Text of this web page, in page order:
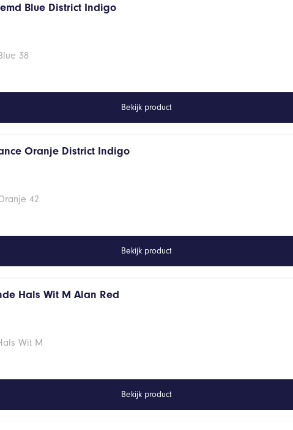
Blue District Indigo
38
Bekijk product
Oranje District Indigo
42
Bekijk product
Hals Wit M Alan Red
Wit M
Bekijk product